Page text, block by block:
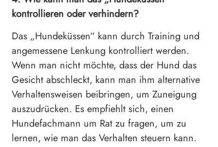
kontrollieren oder verhindern?
Das „Hundeküssen“ kann durch Training und
angemessene Lenkung kontrolliert werden.
Wenn man nicht möchte, dass der Hund das
Gesicht abschleckt, kann man ihm alternative
Verhaltensweisen beibringen, um Zuneigung
auszudrücken. Es empfiehlt sich, einen
Hundefachmann um Rat zu fragen, um zu
lernen, wie man das Verhalten steuern kann.